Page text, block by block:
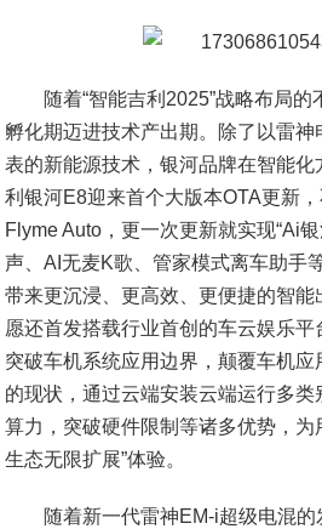
随着“智能吉利2025”战略布局
孵化期迈进技术产出期。除了以雷
表的新能源技术，银河品牌在智能
利银河E8迎来首个大版本OTA更新
Flyme Auto，更一次更新就实现“Ai
声、AI无麦K歌、管家模式离车助手
带来更沉浸、更高效、更便捷的智能
愿还首发搭载行业首创的车云娱乐
突破车机系统应用边界，颠覆车机
的现状，通过云端安装云端运行多类
算力，突破硬件限制等诸多优势，为
生态无限扩展”体验。
随着新一代雷神EM-i超级电混